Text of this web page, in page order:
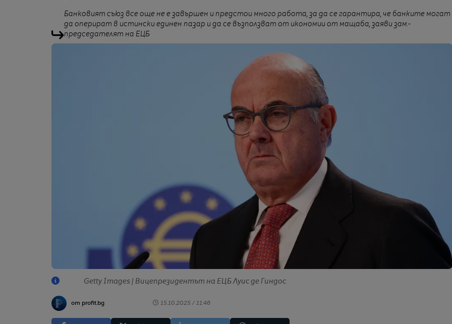
Банковият съюз все още не е завършен и предстои много работа, за да се гарантира, че банките могат
да оперират в истински единен пазар и да се възползват от икономии от мащаба, заяви зам.-
председателят на ЕЦБ
Getty Images | Вицепрезидентът на ЕЦБ Луис де Гиндос
от profit.bg 15.10.2025 / 11:46